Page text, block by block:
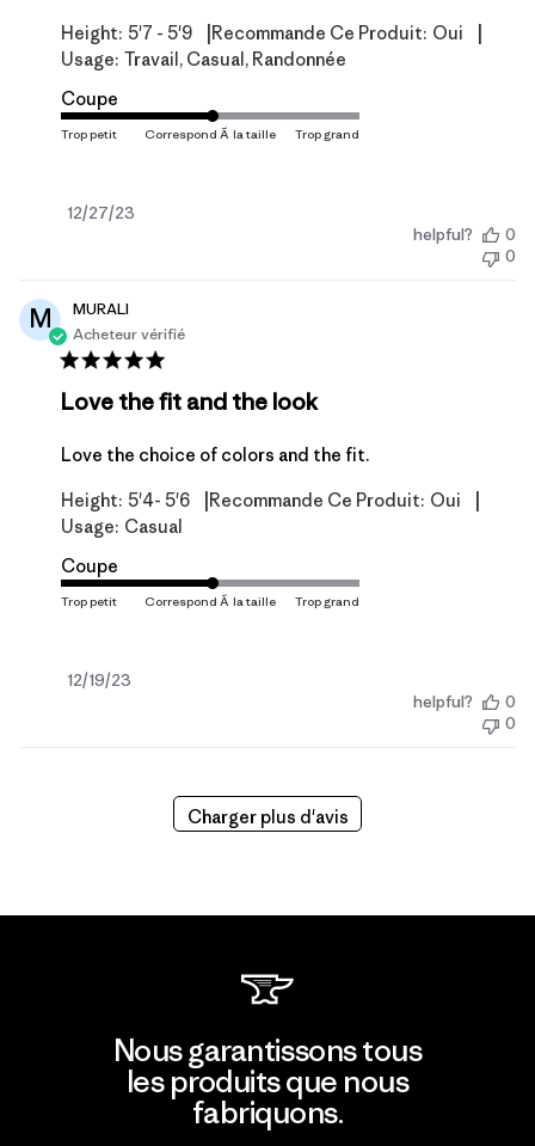
Height: 5'7 - 5'9 Recommande Ce Produit: Oui
Usage: Travail, Casual, Randonnée
Coupe
Date
12/27/23
helpful?
0
0
M
MURALI
Acheteur vérifié
Love the fit and the look
Love the choice of colors and the fit.
Height: 5'4- 5'6 Recommande Ce Produit: Oui
Usage: Casual
Coupe
Date
12/19/23
helpful?
0
0
Charger plus d'avis
Nous garantissons tous
les produits que nous
fabriquons.